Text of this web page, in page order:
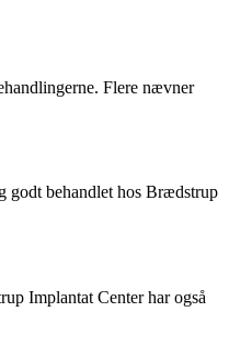
Flere nævner
godt behandlet hos Brædstrup
Implantat Center har også